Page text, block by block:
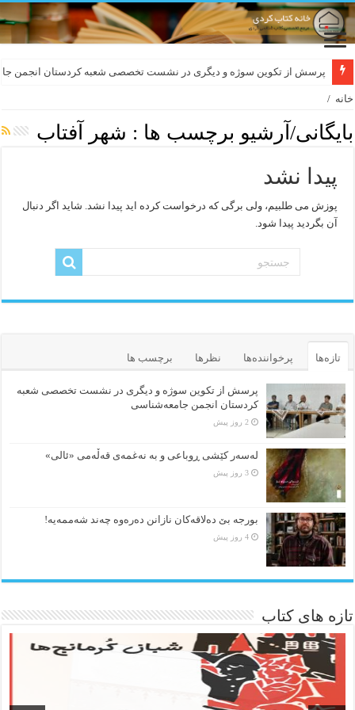
پرسش از تکوین سوژه و دیگری در نشست تخصصی شعبه کردستان انجمن
خانه /
بایگانی/آرشیو برچسب ها : شهر آفتاب
پیدا نشد
پوزش می طلبیم، ولی برگی که درخواست کرده اید پیدا نشد. شاید اگر دنبال
آن بگردید پیدا شود.
تازه‌ها پرخواننده‌ها نظرها برچسب ها
پرسش از تکوین سوژه و دیگری در نشست تخصصی شعبه
کردستان انجمن جامعه‌شناسی
2 روز پیش
لەسەر کێشی ڕوباعی و به نەغمەی قەڵەمی «ئالی»
3 روز پیش
بورجە بێ دەلاقەکان نازانن دەرەوە چەند شەممەیە!
4 روز پیش
تازه های کتاب